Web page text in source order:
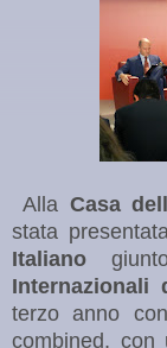
Alla Casa
stata presentata
Italiano
Internazionali
terzo anno
combined,